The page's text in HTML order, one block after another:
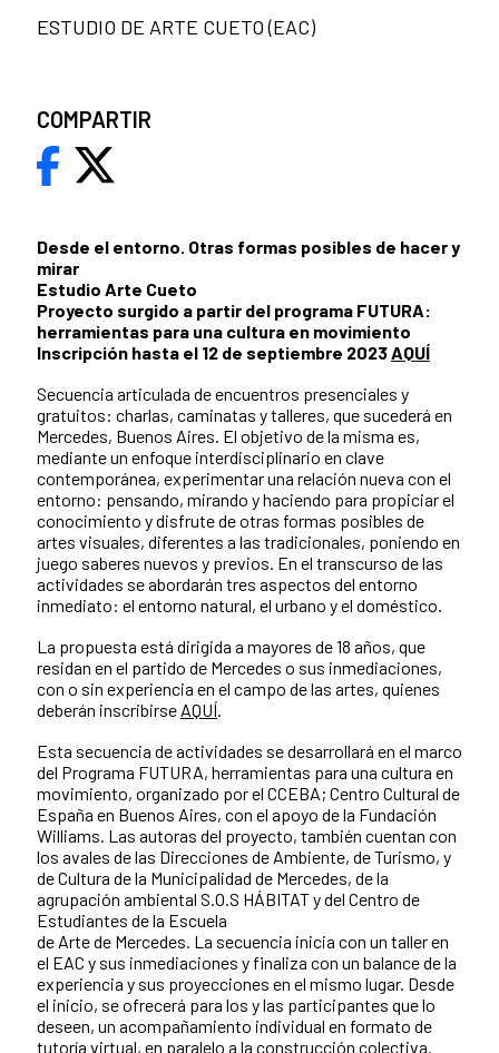
Desde el entorno. Otras formas posibles de hacer y
mirar
Estudio Arte Cueto
Proyecto surgido a partir del programa FUTURA:
herramientas para una cultura en movimiento
Inscripción hasta el 12 de septiembre 2023 AQUÍ
Secuencia articulada de encuentros presenciales y
gratuitos: charlas, caminatas y talleres, que sucederá en
Mercedes, Buenos Aires. El objetivo de la misma es,
mediante un enfoque interdisciplinario en clave
contemporánea, experimentar una relación nueva con el
entorno: pensando, mirando y haciendo para propiciar el
conocimiento y disfrute de otras formas posibles de
artes visuales, diferentes a las tradicionales, poniendo en
juego saberes nuevos y previos. En el transcurso de las
actividades se abordarán tres aspectos del entorno
inmediato: el entorno natural, el urbano y el doméstico.
La propuesta está dirigida a mayores de 18 años, que
residan en el partido de Mercedes o sus inmediaciones,
con o sin experiencia en el campo de las artes, quienes
deberán inscribirse AQUÍ
Esta secuencia de actividades se desarrollará en el marco
del Programa FUTURA, herramientas para una cultura en
movimiento, organizado por el CCEBA; Centro Cultural de
España en Buenos Aires, con el apoyo de la Fundación
Williams. Las autoras del proyecto, también cuentan con
los avales de las Direcciones de Ambiente, de Turismo, y
de Cultura de la Municipalidad de Mercedes, de la
agrupación ambiental S.O.S HÁBITAT y del Centro de
Estudiantes de la Escuela
de Arte de Mercedes. La secuencia inicia con un taller en
el EAC y sus inmediaciones y finaliza con un balance de la
experiencia y sus proyecciones en el mismo lugar. Desde
el inicio, se ofrecerá para los y las participantes que lo
deseen, un acompañamiento individual en formato de
tutoría virtual, en paralelo a la construcción colectiva.
ESTUDIO DE ARTE CUETO (EAC)
COMPARTIR